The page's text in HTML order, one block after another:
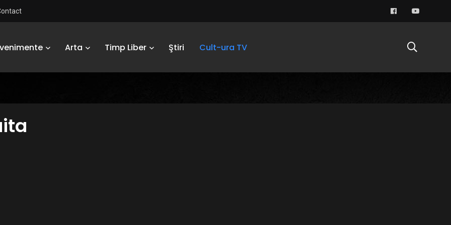
Arta Timp Liber Ştiri Cult-ura TV